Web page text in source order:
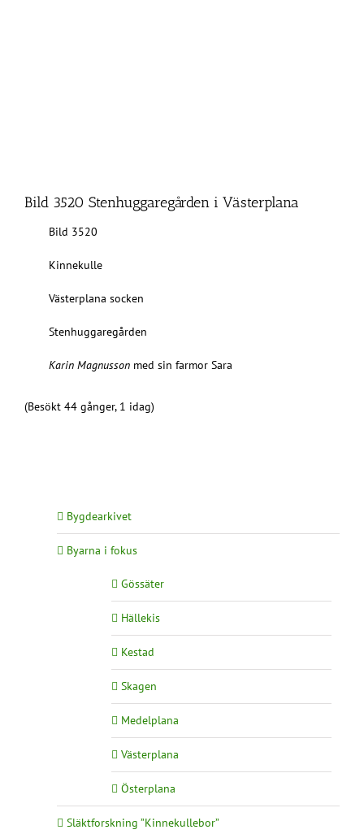
Bild 3520 Stenhuggaregården i Västerplana
Bild 3520
Kinnekulle
Västerplana socken
Stenhuggaregården
Karin Magnusson med sin farmor Sara
(Besökt 44 gånger, 1 idag)
Bygdearkivet
Byarna i fokus
Gössäter
Hällekis
Kestad
Skagen
Medelplana
Västerplana
Österplana
Släktforskning ”Kinnekullebor”